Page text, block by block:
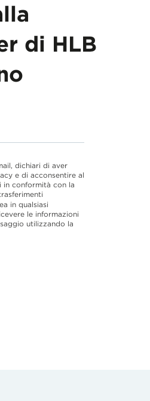
di HLB
dichiari di aver
e di acconsentire al
conformità con la
in qualsiasi
le informazioni
utilizzando la